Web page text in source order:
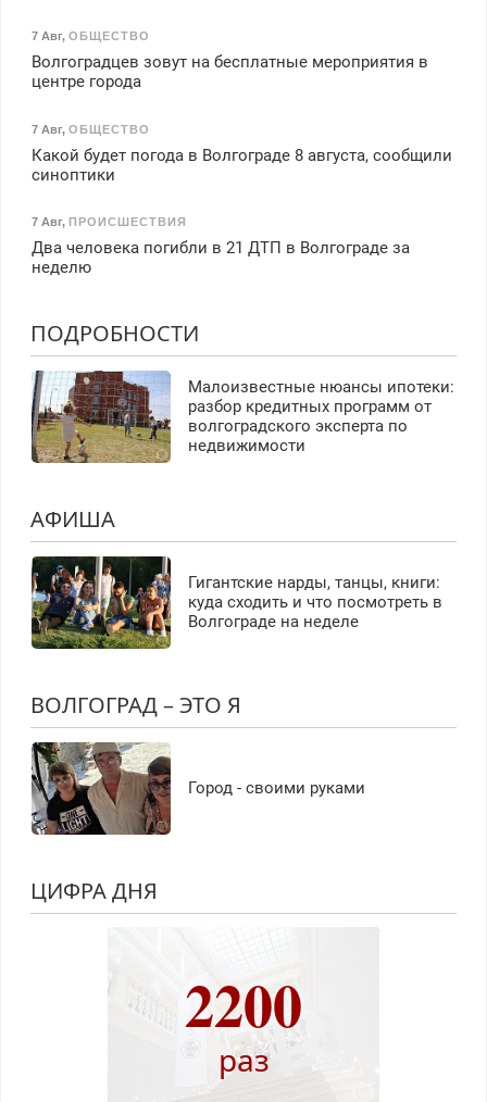
7 Авг, ОБЩЕСТВО
Волгоградцев зовут на бесплатные мероприятия в
центре города
7 Авг, ОБЩЕСТВО
Какой будет погода в Волгограде 8 августа, сообщили
синоптики
7 Авг, ПРОИСШЕСТВИЯ
Два человека погибли в 21 ДТП в Волгограде за
неделю
ПОДРОБНОСТИ
Малоизвестные нюансы ипотеки:
разбор кредитных программ от
волгоградского эксперта по
недвижимости
АФИША
Гигантские нарды, танцы, книги:
куда сходить и что посмотреть в
Волгограде на неделе
ВОЛГОГРАД – ЭТО Я
Город - своими руками
ЦИФРА ДНЯ
2200
раз